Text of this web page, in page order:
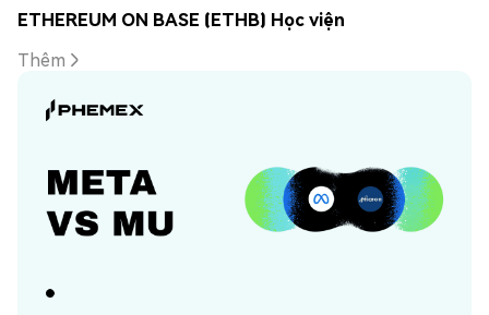
ETHEREUM ON BASE (ETHB) Học viện
Thêm